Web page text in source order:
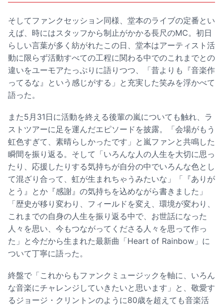
そしてファンクセッション同様、堂本のライブの定番とい
えば、時にはスタッフから制止がかかる長尺のMC。初日
らしい言葉が多く紡がれたこの日、堂本はアーティスト活
動に限らず活動すべての工程に関わる中でのこれまでとの
違いをユーモアたっぷりに語りつつ、「昔よりも『音楽作
ってるな』という感じがする」と充実した笑みを浮かべて
語った。
また5月31日に活動を終える後輩の嵐についても触れ、ラ
ストツアーに足を運んだエピソードを披露。「会場がもう
虹色すぎて、素晴らしかったです」と嵐ファンと共鳴した
瞬間を振り返る。そして「いろんな人の人生を大切に思っ
たり、応援したりする気持ちが自分の中でいろんな色とし
て混ざり合って、虹が生まれちゃうみたいな」「『ありが
とう』とか『感謝』の気持ちを込めながら書きました」
「歴史が移り変わり、フィールドを変え、環境が変わり、
これまでの自身の人生を振り返る中で、お世話になった
人々を思い、今もつながってくださる人々を思って作っ
た」と今だから生まれた最新曲「Heart of Rainbow」に
ついて丁寧に語った。
終盤で「これからもファンクミュージックを軸に、いろん
な音楽にチャレンジしていきたいと思います」と、敬愛す
るジョージ・クリントンのように80歳を超えても音楽活